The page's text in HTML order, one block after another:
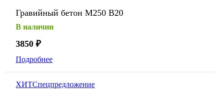
Гравийный бетон М250 В20
В наличии
3850 ₽
Подробнее
ХИТСпецпредложение